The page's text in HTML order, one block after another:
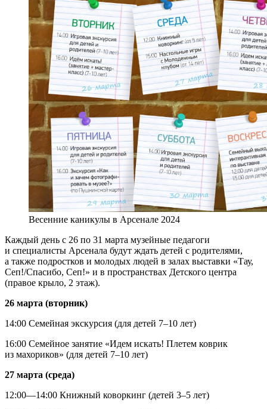
Весенние каникулы в Арсенале 2024
Каждый день с 26 по 31 марта музейные педагоги
и специалисты Арсенала будут ждать детей с родителями,
а также подростков и молодых людей в залах выставки «Тау,
Сеп!/Спасибо, Сеп!» и в пространствах Детского центра
(правое крыло, 2 этаж).
26 марта (вторник)
14:00 Семейная экскурсия (для детей 7–10 лет)
16:00 Семейное занятие «Идем искать! Плетем коврик
из махориков» (для детей 7–10 лет)
27 марта (среда)
12:00—14:00 Книжный коворкинг (детей 3–5 лет)